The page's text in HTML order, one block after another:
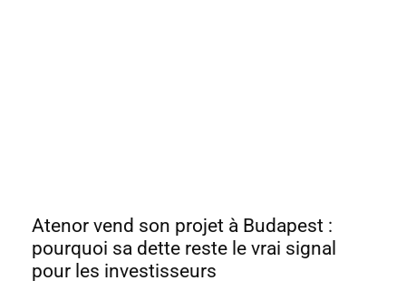
Atenor vend son projet à Budapest :
pourquoi sa dette reste le vrai signal
pour les investisseurs